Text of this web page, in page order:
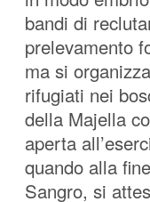
bandi di
prelevamento
ma si
rifugiati nei
della Majella
aperta
quando alla
Sangro, si